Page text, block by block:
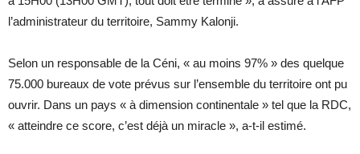
l’administrateur du territoire, Sammy Kalonji.
Selon un responsable de la Céni, « au moins 97% » des quelque
75.000 bureaux de vote prévus sur l’ensemble du territoire ont pu
ouvrir. Dans un pays « à dimension continentale » tel que la RDC,
« atteindre ce score, c’est déjà un miracle », a-t-il estimé.